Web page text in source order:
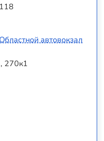
автовокзал
270к1